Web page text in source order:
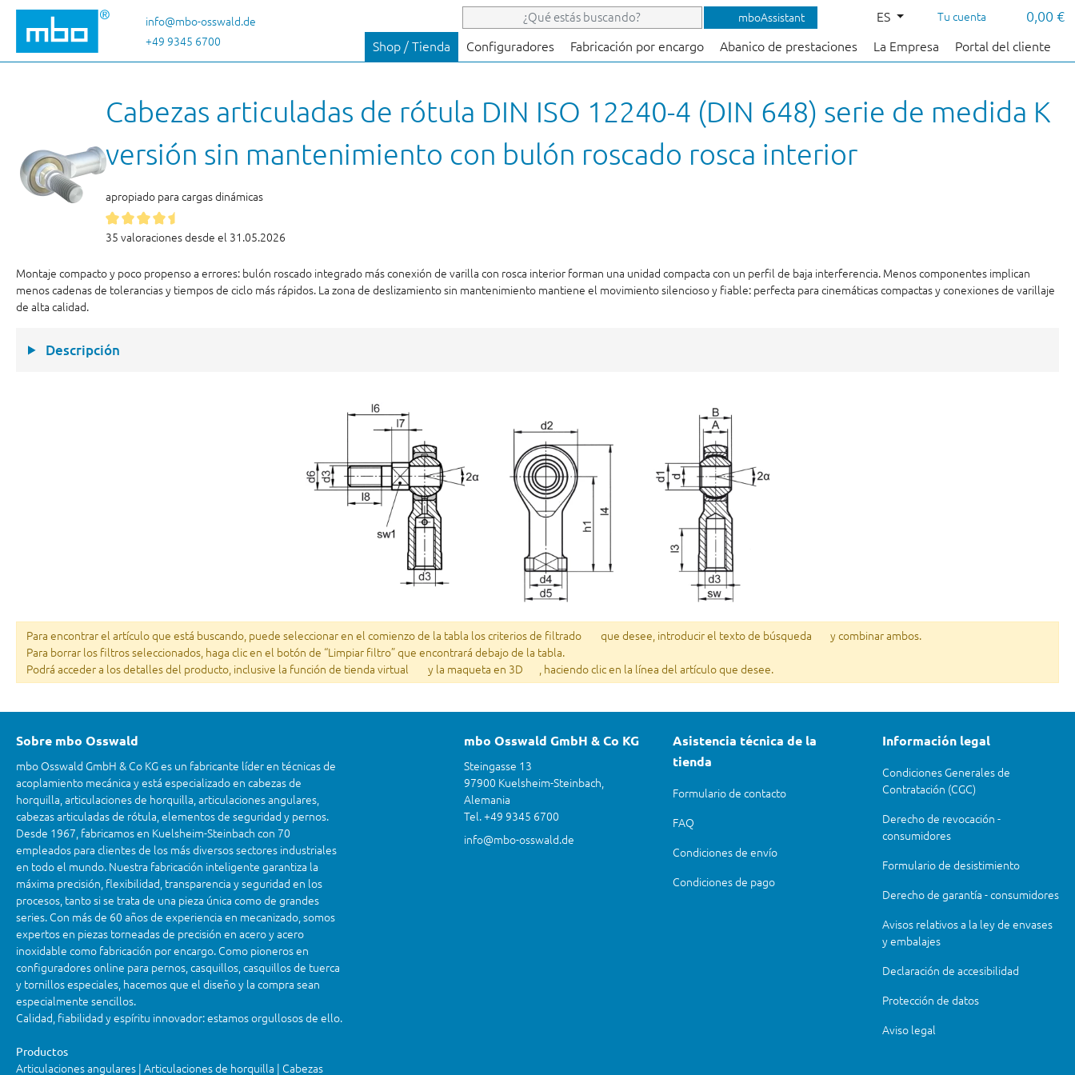
al contenido principal
Saltar a la búsqueda
Saltar a la navegación principalinfo@mbo-osswald.de
+49 9345 6700
mboAssistant ES Tu cuenta 0,00 €
Shop / Tienda Configuradores Fabricación por encargo Abanico de prestaciones La Empresa Portal del cliente
Cabezas articuladas de rótula DIN ISO 12240-4 (DIN 648) serie de medida K
versión sin mantenimiento con bulón roscado rosca interior
apropiado para cargas dinámicas
35 valoraciones desde el 31.05.2026
Montaje compacto y poco propenso a errores: bulón roscado integrado más conexión de varilla con rosca interior forman una unidad compacta con un perfil de baja interferencia. Menos componentes implican
menos cadenas de tolerancias y tiempos de ciclo más rápidos. La zona de deslizamiento sin mantenimiento mantiene el movimiento silencioso y fiable: perfecta para cinemáticas compactas y conexiones de varillaje
de alta calidad.
Descripción
Para encontrar el artículo que está buscando, puede seleccionar en el comienzo de la tabla los criterios de filtrado que desee, introducir el texto de búsqueda
y combinar ambos.
Para borrar los filtros seleccionados, haga clic en el botón de “Limpiar filtro” que encontrará debajo de la tabla.
Podrá acceder a los detalles del producto, inclusive la función de tienda virtual
y la maqueta en 3D , haciendo clic en la línea del artículo que desee.
Sobre mbo Osswald
mbo Osswald GmbH & Co KG es un fabricante líder en técnicas de
acoplamiento mecánica y está especializado en cabezas de
horquilla, articulaciones de horquilla, articulaciones angulares,
cabezas articuladas de rótula, elementos de seguridad y pernos.
Desde 1967, fabricamos en Kuelsheim-Steinbach con 70
empleados para clientes de los más diversos sectores industriales
en todo el mundo. Nuestra fabricación inteligente garantiza la
máxima precisión, flexibilidad, transparencia y seguridad en los
procesos, tanto si se trata de una pieza única como de grandes
series. Con más de 60 años de experiencia en mecanizado, somos
expertos en piezas torneadas de precisión en acero y acero
inoxidable como fabricación por encargo. Como pioneros en
configuradores online para pernos, casquillos, casquillos de tuerca
y tornillos especiales, hacemos que el diseño y la compra sean
especialmente sencillos.
Calidad, fiabilidad y espíritu innovador: estamos orgullosos de ello.
Productos
Articulaciones angulares | Articulaciones de horquilla | Cabezas
mbo Osswald GmbH & Co KG
Steingasse 13
97900 Kuelsheim-Steinbach,
Alemania
Tel. +49 9345 6700
info@mbo-osswald.de
Asistencia técnica de la
tienda
Formulario de contacto
FAQ
Condiciones de envío
Condiciones de pago
Información legal
Condiciones Generales de
Contratación (CGC)
Derecho de revocación -
consumidores
Formulario de desistimiento
Derecho de garantía - consumidores
Avisos relativos a la ley de envases
y embalajes
Declaración de accesibilidad
Protección de datos
Aviso legal